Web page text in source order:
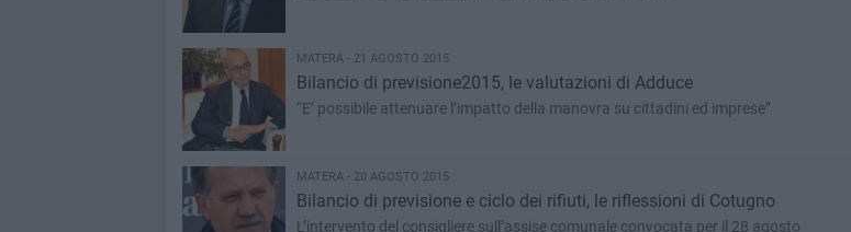
MATERA - 21 AGOSTO 2015
Bilancio di previsione2015, le valutazioni di Adduce
“E’ possibile attenuare l’impatto della manovra su cittadini ed imprese”
MATERA - 20 AGOSTO 2015
Bilancio di previsione e ciclo dei rifiuti, le riflessioni di Cotugno
L’intervento del consigliere sull’assise comunale convocata per il 28 agosto